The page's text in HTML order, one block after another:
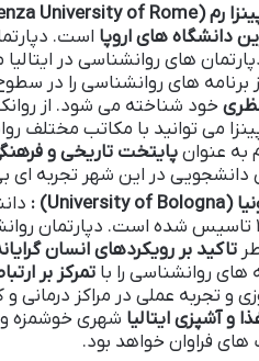
رم(Sapienza University of Rome)
دانشگاه های اروپا است.
های روانشناسی در
برنامه های روانشناسی را در
خود شناخته می شود. از
می توانید با مکاتب مختلف
به عنوانپایتخت تاریخی و
دانشجویی در این شهر تجربه ای
(University of Bologna)
:
در سال ۱۰۸۸ تاسیس شده است.
تاکید بر رویکردهای انسان
های روانشناسی را باتمرکز بر
و تجربه عملی در مراکز
و آشپزی ایتالیا شهری خوشمزه
های فراوان خواهد بود.